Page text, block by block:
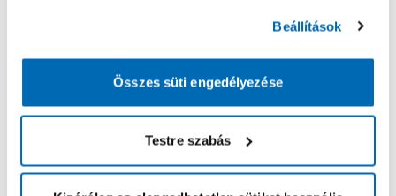
Beállítások
Összes süti engedélyezése
Testre szabás